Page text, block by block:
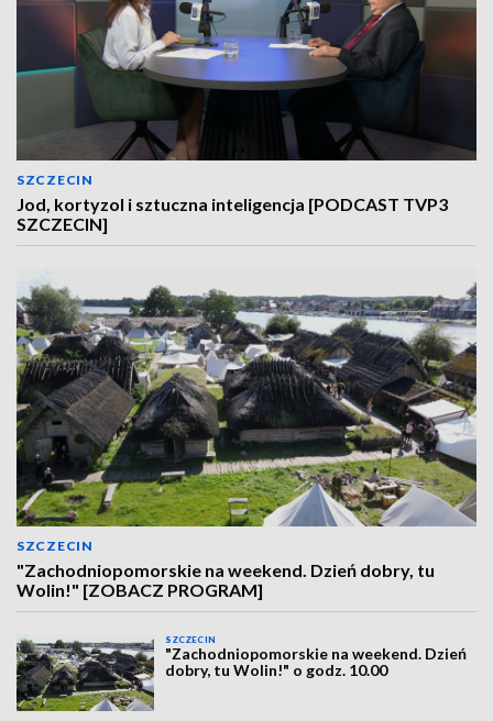
SZCZECIN
Jod, kortyzol i sztuczna inteligencja [PODCAST TVP3
SZCZECIN]
SZCZECIN
"Zachodniopomorskie na weekend. Dzień dobry, tu
Wolin!" [ZOBACZ PROGRAM]
SZCZECIN
"Zachodniopomorskie na weekend. Dzień
dobry, tu Wolin!" o godz. 10.00